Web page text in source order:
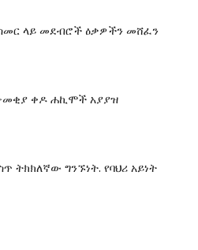
ላይ መደብሮች ዕቃዎችን መሸፈን
ቀዶ ሐኪሞች አያያዝ
ትክክለኛው ግንኙነት. የባህሪ አይነት